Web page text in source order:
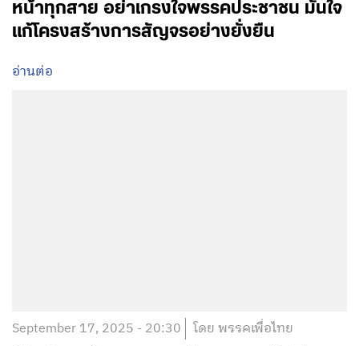
หน้าทุกสาย อย่าเกรงใจพรรคประชาชน มั่นใจ
แก้โครงสร้างการสัญจรอย่างยั่งยืน
อ่านต่อ
September 17, 2025 - 20:30 โดย พรรคเพื่อไทย